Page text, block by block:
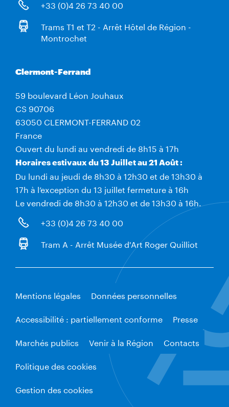
+33 (0)4 26 73 40 00
Trams T1 et T2 - Arrêt Hôtel de Région -
Montrochet
Clermont-Ferrand
59 boulevard Léon Jouhaux
CS 90706
63050 CLERMONT-FERRAND 02
France
Ouvert du lundi au vendredi de 8h15 à 17h
Horaires estivaux du 13 Juillet au 21 Août :
Du lundi au jeudi de 8h30 à 12h30 et de 13h30 à
17h à l’exception du 13 juillet fermeture à 16h
Le vendredi de 8h30 à 12h30 et de 13h30 à 16h.
+33 (0)4 26 73 40 00
Tram A - Arrêt Musée d'Art Roger Quilliot
Mentions légales
Données personnelles
Accessibilité : partiellement conforme
Presse
Marchés publics
Venir à la Région
Contacts
Politique des cookies
Gestion des cookies